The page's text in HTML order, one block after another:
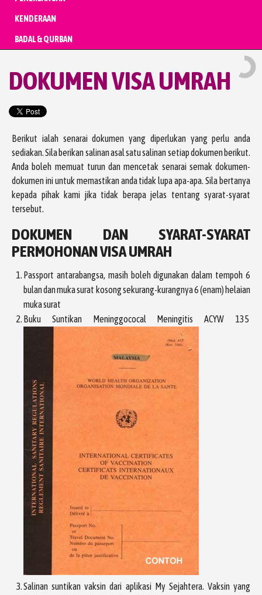
KENDERAAN
BADAL & QURBAN
DOKUMEN VISA UMRAH
Berikut ialah senarai dokumen yang diperlukan yang perlu anda
sediakan. Sila berikan salinan asal satu salinan setiap dokumen berikut.
Anda boleh memuat turun dan mencetak senarai semak dokumen-
dokumen ini untuk memastikan anda tidak lupa apa-apa. Sila bertanya
kepada pihak kami jika tidak berapa jelas tentang syarat-syarat
tersebut.
DOKUMEN DAN SYARAT-SYARAT
PERMOHONAN VISA UMRAH
Passport antarabangsa, masih boleh digunakan dalam tempoh 6
bulan dan muka surat kosong sekurang-kurangnya 6 (enam) helaian
muka surat
Buku Suntikan Meninggococal Meningitis ACYW 135
Salinan suntikan vaksin dari aplikasi My Sejahtera. Vaksin yang